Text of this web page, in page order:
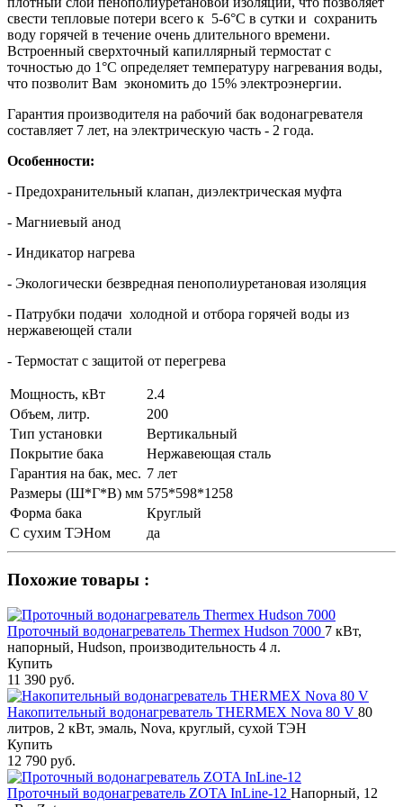
свести тепловые потери всего к 5-6°C в сутки и сохранить
воду горячей в течение очень длительного времени.
Встроенный сверхточный капиллярный термостат с
точностью до 1°C определяет температуру нагревания воды,
что позволит Вам экономить до 15% электроэнергии.
Гарантия производителя на рабочий бак водонагревателя
составляет 7 лет, на электрическую часть - 2 года.
Особенности:
- Предохранительный клапан, диэлектрическая муфта
- Магниевый анод
- Индикатор нагрева
- Экологически безвредная пенополиуретановая изоляция
- Патрубки подачи холодной и отбора горячей воды из
нержавеющей стали
- Термостат c защитой от перегрева
Мощность, кВт
2.4
Объем, литр.
200
Тип установки
Вертикальный
Покрытие бака
Нержавеющая сталь
Гарантия на бак, мес. 7 лет
Размеры (Ш*Г*В) мм 575*598*1258
Форма бака
Круглый
С сухим ТЭНом
да
Похожие товары :
Проточный водонагреватель Thermex Hudson 7000 7 кВт,
напорный, Hudson, производительность 4 л.
Купить
11 390 руб.
Накопительный водонагреватель THERMEX Nova 80 V 80
литров, 2 кВт, эмаль, Nova, круглый, сухой ТЭН
Купить
12 790 руб.
Проточный водонагреватель ZOTA InLine-12 Напорный, 12